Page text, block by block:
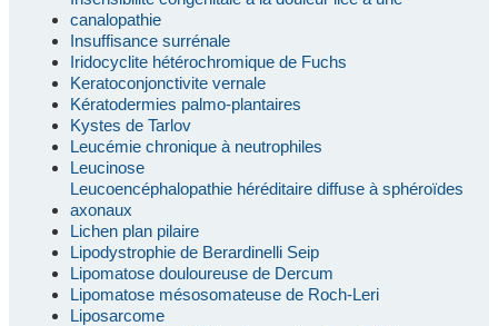
canalopathie
Insuffisance surrénale
Iridocyclite hétérochromique de Fuchs
Keratoconjonctivite vernale
Kératodermies palmo-plantaires
Kystes de Tarlov
Leucémie chronique à neutrophiles
Leucinose
Leucoencéphalopathie héréditaire diffuse à sphéroïdes
axonaux
Lichen plan pilaire
Lipodystrophie de Berardinelli Seip
Lipomatose douloureuse de Dercum
Lipomatose mésosomateuse de Roch-Leri
Liposarcome